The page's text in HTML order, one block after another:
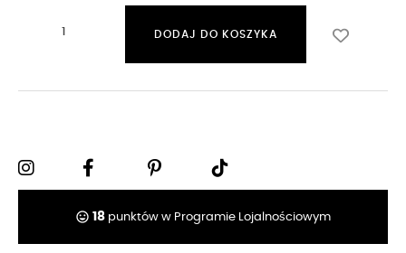
DODAJ DO KOSZYKA
tag_faces 18 punktów w Programie Lojalnościowym